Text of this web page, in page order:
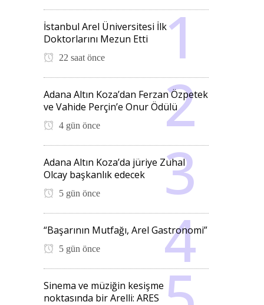
İstanbul Arel Üniversitesi İlk
Doktorlarını Mezun Etti
22 saat önce
Adana Altın Koza’dan Ferzan Özpetek
ve Vahide Perçin’e Onur Ödülü
4 gün önce
Adana Altın Koza’da jüriye Zuhal
Olcay başkanlık edecek
5 gün önce
“Başarının Mutfağı, Arel Gastronomi”
5 gün önce
Sinema ve müziğin kesişme
noktasında bir Arelli: ARES